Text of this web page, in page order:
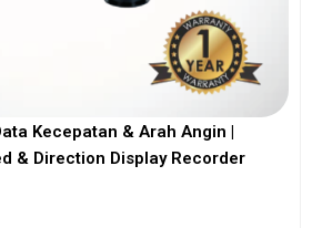
Kecepatan & Arah Angin |
& Direction Display Recorder